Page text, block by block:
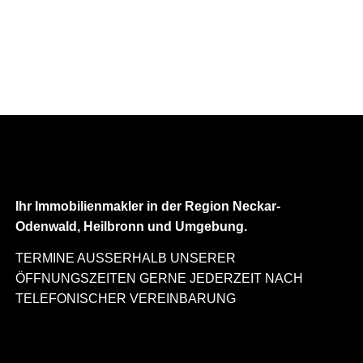
Ihr Immobilienmakler in der Region Neckar-
Odenwald, Heilbronn und Umgebung.
TERMINE AUSSERHALB UNSERER
ÖFFNUNGSZEITEN GERNE JEDERZEIT NACH
TELEFONISCHER VEREINBARUNG